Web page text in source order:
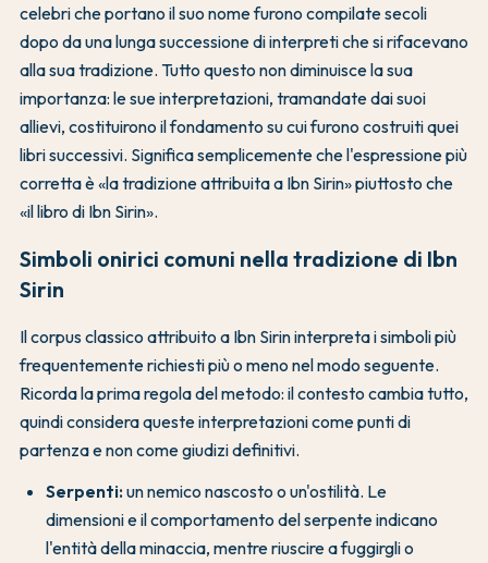
celebri che portano il suo nome furono compilate secoli
dopo da una lunga successione di interpreti che si rifacevano
alla sua tradizione. Tutto questo non diminuisce la sua
importanza: le sue interpretazioni, tramandate dai suoi
allievi, costituirono il fondamento su cui furono costruiti quei
libri successivi. Significa semplicemente che l'espressione più
corretta è «la tradizione attribuita a Ibn Sirin» piuttosto che
«il libro di Ibn Sirin».
Simboli onirici comuni nella tradizione di Ibn
Sirin
Il corpus classico attribuito a Ibn Sirin interpreta i simboli più
frequentemente richiesti più o meno nel modo seguente.
Ricorda la prima regola del metodo: il contesto cambia tutto,
quindi considera queste interpretazioni come punti di
partenza e non come giudizi definitivi.
Serpenti:un nemico nascosto o un'ostilità. Le
dimensioni e il comportamento del serpente indicano
l'entità della minaccia, mentre riuscire a fuggirgli o